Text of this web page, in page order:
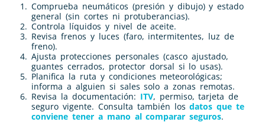
Comprueba neumáticos (presión y dibujo) y estado
general (sin cortes ni protuberancias).
Controla líquidos y nivel de aceite.
Revisa frenos y luces (faro, intermitentes, luz de
freno).
Ajusta protecciones personales (casco ajustado,
guantes cerrados, protector dorsal si lo usas).
Planifica la ruta y condiciones meteorológicas;
informa a alguien si sales solo a zonas remotas.
Revisa la documentación: ITV, permiso, tarjeta de
seguro vigente. Consulta también losdatos que te
conviene tener a mano al comparar seguros.